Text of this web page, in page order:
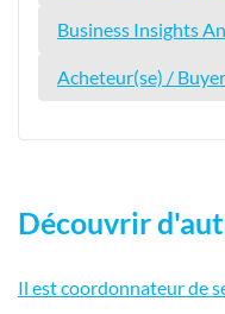
Business Insights
Acheteur(se) / Buyer
Découvrir
Il est coordonnateur de